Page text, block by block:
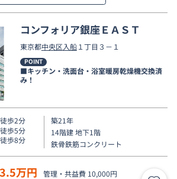
コンフォリア銀座ＥＡＳＴ
東京都中央区入船１丁目３－１
POINT
■キッチン・洗面台・浴室暖房乾燥機交換済
み！
歩2分
歩5分
歩8分
築21年
14階建 地下1階
鉄骨鉄筋コンクリート
万円 管理・共益費 10,000円